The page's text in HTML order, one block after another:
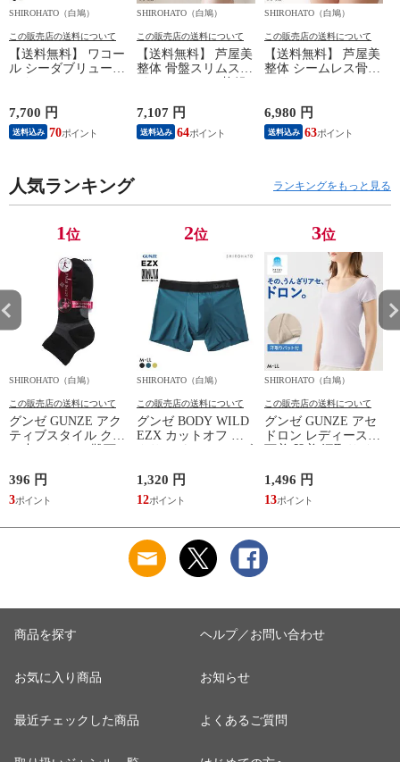
SHIROHATO（白鳩）
この販売店の送料について
【送料無料】 ワコー
ル シーダブリューエ
柔流 ノースリーブ
トップス タンクトッ
プ Uネック JAY390
7,700 円
送料込み 70
SHIROHATO（白鳩）
この販売店の送料について
【送料無料】 芦屋美
整体 骨盤スリムスタ
矯正 骨盤補正 補正
下着 シームレス レ
ディース
7,107 円
送料込み 64
SHIROHATO（白鳩）
この販売店の送料について
【送料無料】 芦屋美
整体 シームレス骨盤
ガードル 骨盤矯正
骨盤補正 補正下着
シームレス レディー
6,980 円
送料込み 63
人気ランキング ランキングをもっと見る
1位
SHIROHATO（白鳩）
この販売店の送料について
グンゼ GUNZE アク
ティブスタイル クル
ソックス
396 円
3
2位
SHIROHATO（白鳩）
この販売店の送料について
グンゼ BODY WILD
EZX カットオフ ボ
GUNZE ボディワイ
ルド イージーエック
ス
1,320 円
12
3位
SHIROHATO（白鳩）
この販売店の送料について
グンゼ GUNZE アセ
ドロン レディース
ーシャツ 吸汗速乾
1,496 円
13
商品を探す
お気に入り商品
最近チェックした商品
ヘルプ／お問い合わせ
お知らせ
よくあるご質問